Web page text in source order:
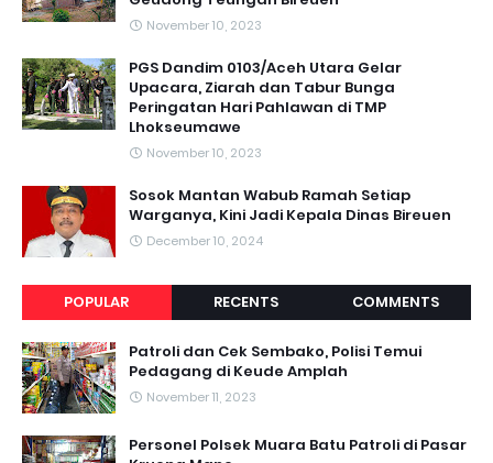
November 10, 2023
PGS Dandim 0103/Aceh Utara Gelar
Upacara, Ziarah dan Tabur Bunga
Peringatan Hari Pahlawan di TMP
Lhokseumawe
November 10, 2023
Sosok Mantan Wabub Ramah Setiap
Warganya, Kini Jadi Kepala Dinas Bireuen
December 10, 2024
POPULAR RECENTS COMMENTS
Patroli dan Cek Sembako, Polisi Temui
Pedagang di Keude Amplah
November 11, 2023
Personel Polsek Muara Batu Patroli di Pasar